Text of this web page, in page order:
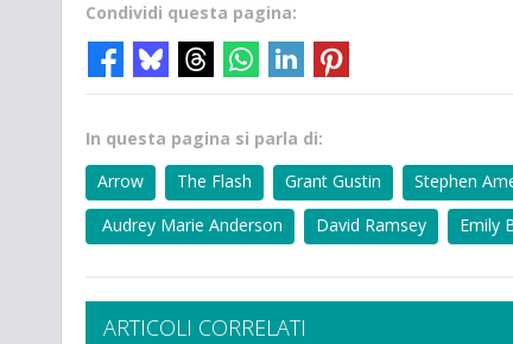
Condividi questa pagina:
In questa pagina si parla di:
Arrow
The Flash Grant Gustin Stephen
Audrey Marie Anderson
David Ramsey Emily
ARTICOLI CORRELATI